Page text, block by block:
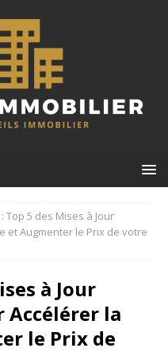
Top 5 des Mises à Jour
et Augmenter le Prix de votre
à Jour
la
le Prix de